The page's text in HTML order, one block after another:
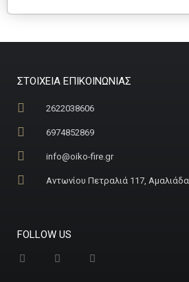
ΣΤΟΙΧΕΙΑ ΕΠΙΚΟΙΝΩΝΙΑΣ
2622038606
6974852869
info@oiko-fire.gr
Αντωνίου Πετραλιά 117, Αμαλιάδα
FOLLOW US